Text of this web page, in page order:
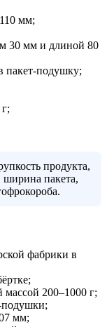
мм;
30 мм и длиной 80
пакет-подушку;
продукта,
ширина пакета,
фабрики в
массой 200–1000 г;
подушки;
мм;